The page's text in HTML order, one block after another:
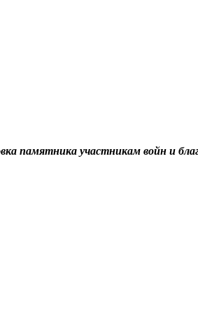
памятника участникам войн и